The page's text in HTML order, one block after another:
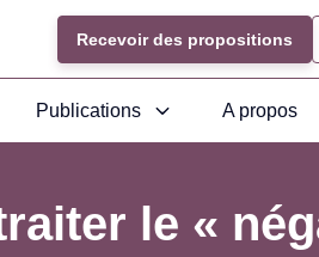
Recevoir des propositions
Publications A propos
le «